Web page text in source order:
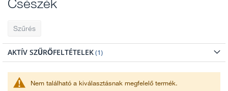
Szűrés
AKTÍV SZŰRŐFELTÉTELEK
Nem található a kiválasztásnak megfelelő termék.